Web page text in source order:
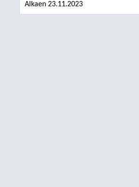
Alkaen 23.11.2023